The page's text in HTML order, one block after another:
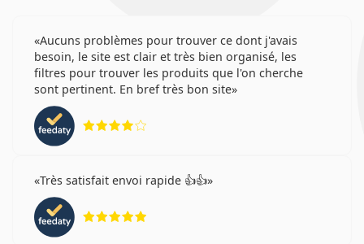
Aucuns problèmes pour trouver ce dont j'avais
besoin, le site est clair et très bien organisé, les
filtres pour trouver les produits que l'on cherche
sont pertinent. En bref très bon site
Très satisfait envoi rapide 👍👍